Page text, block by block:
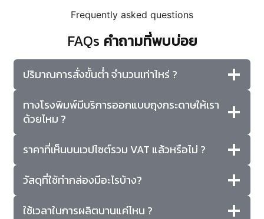
Frequently asked questions
FAQs คำถามที่พบบ่อย
ปริมาณการสั่งขั้นต่ำ จำนวนเท่าไหร่ ?
ทางโรงพิมพ์มีบริการออกแบบถุงกระดาษให้เรา
ด้วยไหม ?
ราคาที่เห็นบนเวปไซต์รวม VAT แล้วหรือไม่ ?
วัสดุที่ใช้ทำกล่องมีอะไรบ้าง?
ใช้เวลาในการผลิตนานแค่ไหน ?